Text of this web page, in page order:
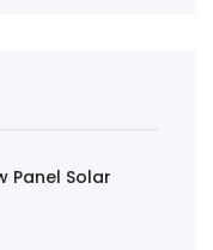
Panel Solar